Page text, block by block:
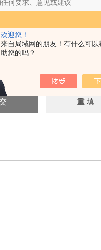
欢迎您！
来自局域网的朋友！有什么可以
助您的吗？